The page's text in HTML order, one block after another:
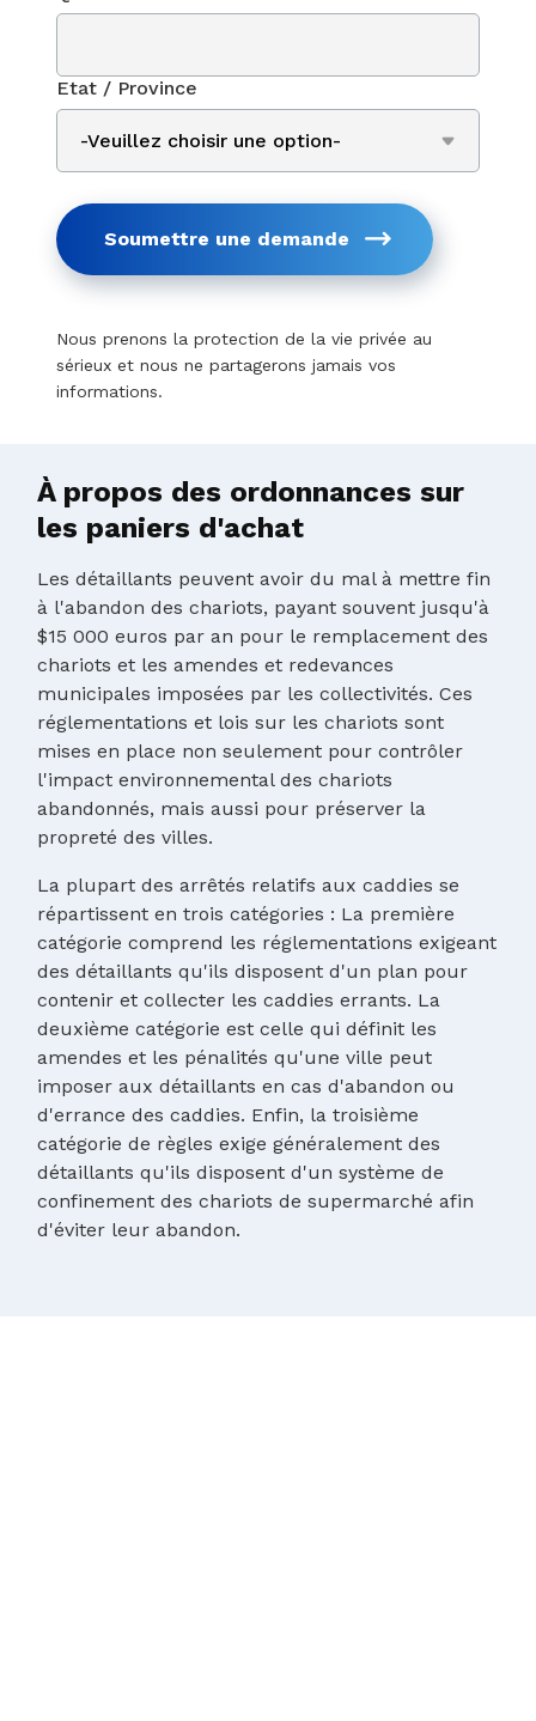
Etat / Province
Soumettre une demande
Nous prenons la protection de la vie privée au
sérieux et nous ne partagerons jamais vos
informations.
À propos des ordonnances sur
les paniers d'achat
Les détaillants peuvent avoir du mal à mettre fin
à l'abandon des chariots, payant souvent jusqu'à
$15 000 euros par an pour le remplacement des
chariots et les amendes et redevances
municipales imposées par les collectivités. Ces
réglementations et lois sur les chariots sont
mises en place non seulement pour contrôler
l'impact environnemental des chariots
abandonnés, mais aussi pour préserver la
propreté des villes.
La plupart des arrêtés relatifs aux caddies se
répartissent en trois catégories : La première
catégorie comprend les réglementations exigeant
des détaillants qu'ils disposent d'un plan pour
contenir et collecter les caddies errants. La
deuxième catégorie est celle qui définit les
amendes et les pénalités qu'une ville peut
imposer aux détaillants en cas d'abandon ou
d'errance des caddies. Enfin, la troisième
catégorie de règles exige généralement des
détaillants qu'ils disposent d'un système de
confinement des chariots de supermarché afin
d'éviter leur abandon.